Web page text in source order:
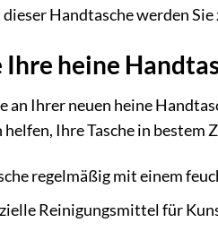
Handtasche werden Sie
Ihre heine
an Ihrer neuen heine
Ihre Tasche in bestem
regelmäßig mit einem
Reinigungsmittel für